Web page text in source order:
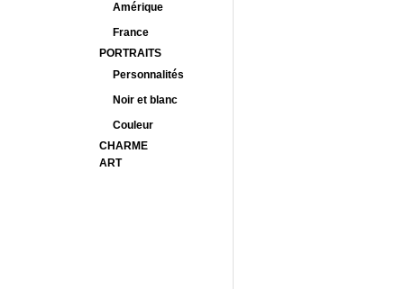
Amérique
France
PORTRAITS
Personnalités
Noir et blanc
Couleur
CHARME
ART